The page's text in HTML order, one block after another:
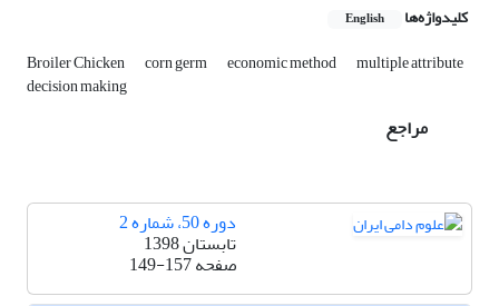
کلیدواژه‌ها English
Broiler Chicken corn germ economic method multiple attribute
decision making
مراجع
دوره 50، شماره 2
تابستان 1398
صفحه149-157